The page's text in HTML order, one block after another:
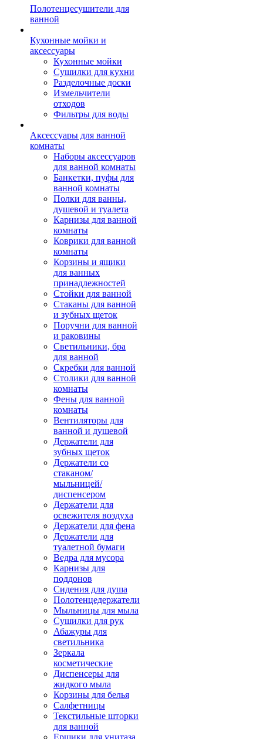
Полотенцесушители для
ванной
Кухонные мойки и
аксессуары
Кухонные мойки
Сушилки для кухни
Разделочные доски
Измельчители
отходов
Фильтры для воды
Аксессуары для ванной
комнаты
Наборы аксессуаров
для ванной комнаты
Банкетки, пуфы для
ванной комнаты
Полки для ванны,
душевой и туалета
Карнизы для ванной
комнаты
Коврики для ванной
комнаты
Корзины и ящики
для ванных
принадлежностей
Стойки для ванной
Стаканы для ванной
и зубных щеток
Поручни для ванной
и раковины
Светильники, бра
для ванной
Скребки для ванной
Столики для ванной
комнаты
Фены для ванной
комнаты
Вентиляторы для
ванной и душевой
Держатели для
зубных щеток
Держатели со
стаканом/
мыльницей/
диспенсером
Держатели для
освежителя воздуха
Держатели для фена
Держатели для
туалетной бумаги
Ведра для мусора
Карнизы для
поддонов
Сидения для душа
Полотенцедержатели
Мыльницы для мыла
Сушилки для рук
Абажуры для
светильника
Зеркала
косметические
Диспенсеры для
жидкого мыла
Корзины для белья
Салфетницы
Текстильные шторки
для ванной
Ершики для унитаза